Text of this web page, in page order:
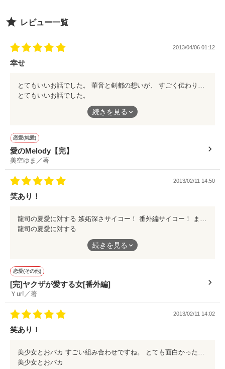
その中でも多く魔物を倒したペアが
時期魔法界の王と王妃になる。
これは、その試験に挑む
6人たちのお話であるーーー。
☆・★・☆・★・☆・★・☆
Start  2012、11、1
作品を読む
いつまでも……………
～・～・～・～・～・～・
エントリーしてます。
お願いします(^○^)
作品を読む
レビュー一覧
2013/04/06 01:12
幸せ
とてもいいお話でした。 華音と剣都の想いが、 すごく伝わりました。 それと同時に、フランスでの 苦い恋の思い出も、伝わります。 でも、同じ気持ちの２人だからこそ、 最後までお互いの愛が消えることなく、 生き続けていたんだと思います。 ぜひ、幸せになった２人の 番外編も書いて下さい！！o(^▽^)o＊
とてもいいお話でした。
それと同時に、フランスでの
苦い恋の思い出も、伝わります。
でも、同じ気持ちの２人だからこそ、
生き続けていたんだと思います。
番外編も書いて下さい！！o(^▽^)o＊
続きを見る
恋愛(純愛)
愛のMelody【完】
美空ゆま／著
2013/02/11 14:50
笑あり！
龍司の夏愛に対する 嫉妬深さサイコー！ 番外編サイコー！ まだまだ、見たいくらいです。
龍司の夏愛に対する
まだまだ、見たいくらいです。
続きを見る
恋愛(その他)
[完]ヤクザが愛する女[番外編]
Ｙur!／著
2013/02/11 14:02
笑あり！
美少女とおバカ